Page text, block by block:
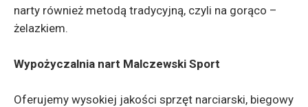
narty również metodą tradycyjną, czyli na gorąco –
żelazkiem.
Wypożyczalnia nart Malczewski Sport
Oferujemy wysokiej jakości sprzęt narciarski, biegowy